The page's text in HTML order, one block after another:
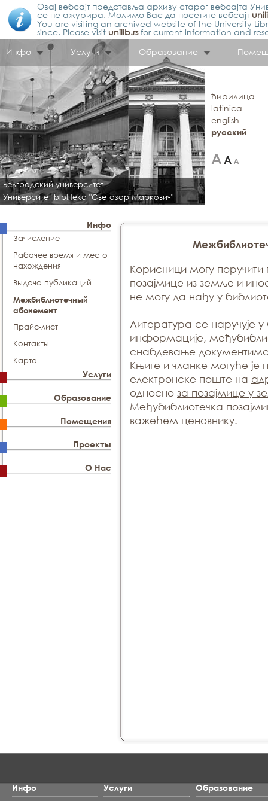
Овај вебсајт представља архиву старог вебсајта
се не ажурира. Молимо Вас да посетите вебсајт
You are visiting an archived website of the University
since. Please visit unilib.rsfor current information and
Инфо
Услуги Образование
Белградский университет
Университет bibliteka "Светозар Маркович"
ћирилица
latinica
english
русский
Инфо
Зачисление
Рабочее время и место
нахождения
Выдача публикаций
Межбиблиотечный
абонемент
Прайс-лист
Контакты
Карта
Услуги
Образование
Помещения
Проекты
О Нас
Корисници могу
позајмице из земље и
не могу да нађу у
Литература се наручује
информације,
снабдевање
Књиге и чланке могуће је
електронске поште на
односно за позајмице у
Међубиблиотечка
важећем ценовнику.
Инфо
Услуги
Образование